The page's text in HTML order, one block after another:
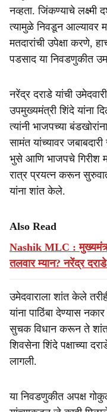
नव्हता. जिंकण्याचे लक्ष्मी
त्यामुळे निवडून आल्यावर
मतदारांची उपेक्षा करणे,
पडसाद या निवडणुकीत
नरेंद्र दराडे यांची
उपमुख्यमंत्री शिंदे यांना
त्यांनी भाजपच्या
सामंत यांच्यावर
भुसे आणि भाजपचे गिरीश
रात्र प्रयत्न करून
यांना शांत केले.
Also Read
Nashik MLC :
तलवार म्यान? नरेंद्र दराडे
उमेदवाराला शांत केले
यांना पाठिंबा देण्यास
सुचक विधान करून ते
शिवसेना शिंदे पक्षाच्या
लागली.
या निवडणुकीत अपक्ष